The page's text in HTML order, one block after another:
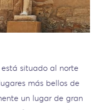
situado al norte
más bellos de
un lugar de gran